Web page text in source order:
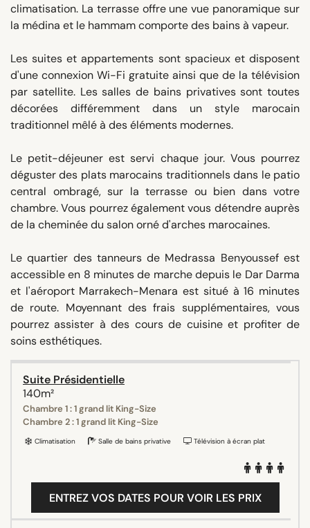
climatisation. La terrasse offre une vue panoramique sur
la médina et le hammam comporte des bains à vapeur.
Les suites et appartements sont spacieux et disposent
d'une connexion Wi-Fi gratuite ainsi que de la télévision
par satellite. Les salles de bains privatives sont toutes
décorées différemment dans un style marocain
traditionnel mêlé à des éléments modernes.
Le petit-déjeuner est servi chaque jour. Vous pourrez
déguster des plats marocains traditionnels dans le patio
central ombragé, sur la terrasse ou bien dans votre
chambre. Vous pourrez également vous détendre auprès
de la cheminée du salon orné d'arches marocaines.
Le quartier des tanneurs de Medrassa Benyoussef est
accessible en 8 minutes de marche depuis le Dar Darma
et l'aéroport Marrakech-Menara est situé à 16 minutes
de route. Moyennant des frais supplémentaires, vous
pourrez assister à des cours de cuisine et profiter de
soins esthétiques.
Suite Présidentielle
140m²
Chambre 1 : 1 grand lit King-Size
Chambre 2 : 1 grand lit King-Size
Climatisation Salle de bains privative Télévision à écran plat
ENTREZ VOS DATES POUR VOIR LES PRIX